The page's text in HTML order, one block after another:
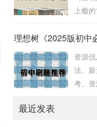
些小
源仓库
今天分
源规
是
上瘾
说（
链接
a...
理想树《2025版初中
资源
法、
考。
最近发表